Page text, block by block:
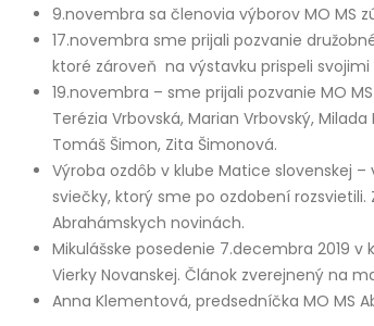
9.novembra sa členovia výborov MO MS
17.novembra sme prijali pozvanie
ktoré zároveň na výstavku prispeli svojimi
19.novembra – sme prijali pozvanie MO
Terézia Vrbovská, Marian Vrbovský,
Tomáš Šimon, Zita Šimonová.
Výroba ozdôb v klube Matice slovenskej
sviečky, ktorý sme po ozdobení
Abrahámskych novinách.
Mikulášske posedenie 7.decembra 2019
Vierky Novanskej. Článok zverejnený na
Anna Klementová, predsedníčka MO MS